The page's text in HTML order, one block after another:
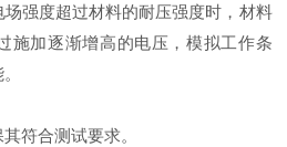
强度超过材料的耐压强度时，材料
施加逐渐增高的电压，模拟工作条
符合测试要求。